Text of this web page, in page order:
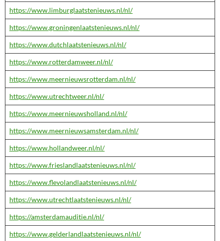
https://www.limburglaatstenieuws.nl/nl/
https://www.groningenlaatstenieuws.nl/nl/
https://www.dutchlaatstenieuws.nl/nl/
https://www.rotterdamweer.nl/nl/
https://www.meernieuwsrotterdam.nl/nl/
https://www.utrechtweer.nl/nl/
https://www.meernieuwsholland.nl/nl/
https://www.meernieuwsamsterdam.nl/nl/
https://www.hollandweer.nl/nl/
https://www.frieslandlaatstenieuws.nl/nl/
https://www.flevolandlaatstenieuws.nl/nl/
https://www.utrechtlaatstenieuws.nl/nl/
https://amsterdamauditie.nl/nl/
https://www.gelderlandlaatstenieuws.nl/nl/